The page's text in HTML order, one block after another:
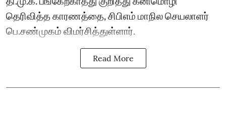
தெரிவித்த காரணத்தை, சிபிஎம் மாநில செயலாளர்
பெ.சண்முகம் விமர்சித்துள்ளார்.
Read More